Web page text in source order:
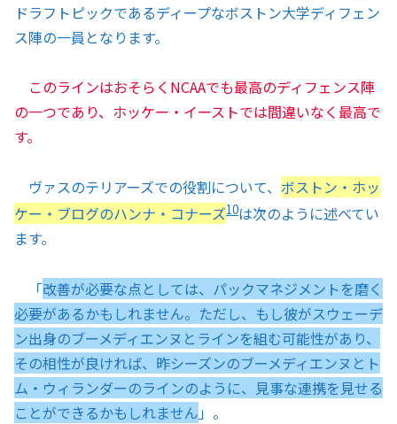
ドラフトピックであるディープなボストン大学ディフェン
ス陣の一員となります。
このラインはおそらくNCAAでも最高のディフェンス陣
の一つであり、ホッケー・イーストでは間違いなく最高で
す。
ヴァスのテリアーズでの役割について、 ボストン・ホッ
ケー・ブログのハンナ・コナーズ10は次のように述べてい
ます。
「改善が必要な点としては、パックマネジメントを磨く
必要があるかもしれません。ただし、もし彼がスウェーデ
ン出身のブーメディエンヌとラインを組む可能性があり、
その相性が良ければ、昨シーズンのブーメディエンヌとト
ム・ウィランダーのラインのように、見事な連携を見せる
ことができるかもしれません」。